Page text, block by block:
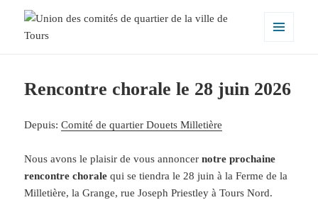
ville de Tours
Rencontre chorale le 28 juin 2026
Depuis:Comité de quartier Douets Milletière
Nous avons le plaisir de vous annoncernotre prochaine
rencontre chorale qui se tiendra le 28 juin à la Ferme de la
Milletière, la Grange, rue Joseph Priestley à Tours Nord.